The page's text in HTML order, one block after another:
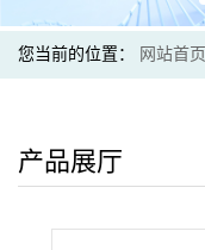
您当前的位置： 网站首页
产品展厅